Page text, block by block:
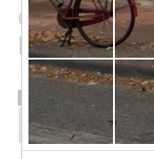
Grand
Dairenin
123,000 £